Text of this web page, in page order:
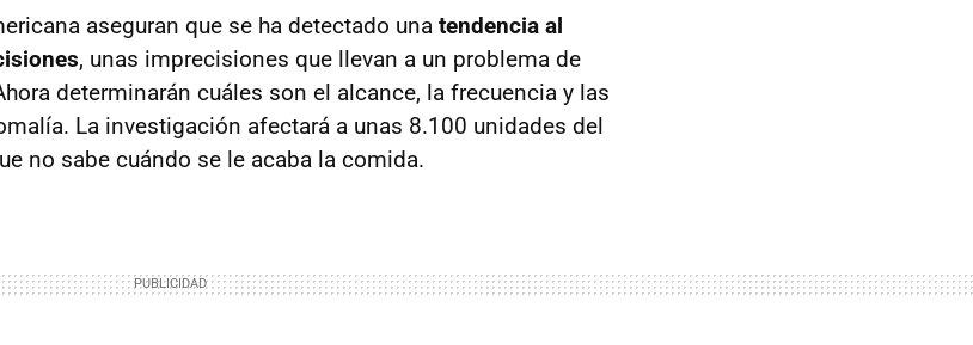
aseguran que se ha detectado una tendencia al
, unas imprecisiones que llevan a un problema de
determinarán cuáles son el alcance, la frecuencia y las
La investigación afectará a unas 8.100 unidades del
no sabe cuándo se le acaba la comida.